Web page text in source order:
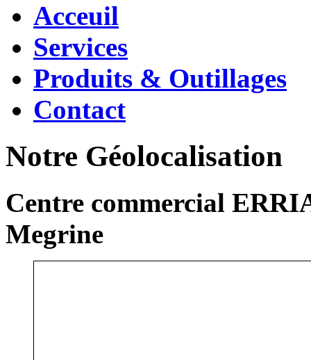
Acceuil
Services
Produits & Outillages
Contact
Notre Géolocalisation
Centre commercial
Megrine